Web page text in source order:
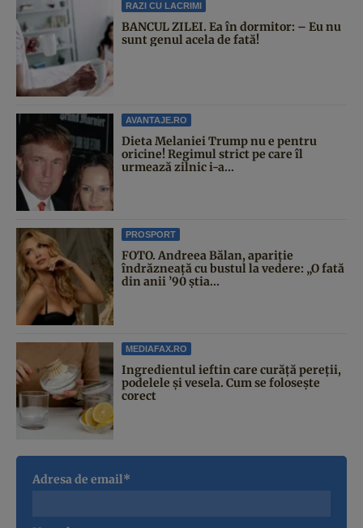
RAZI CU LACRIMI
BANCUL ZILEI. Ea în dormitor: – Eu nu
sunt genul acela de fată!
AVANTAJE.RO
Dieta Melaniei Trump nu e pentru
oricine! Regimul strict pe care îl
urmează zilnic i-a...
PROSPORT
FOTO. Andreea Bălan, apariție
îndrăzneață cu bustul la vedere: „O fată
din anii ’90 știa...
MEDIAFAX.RO
Ingredientul ieftin care curăță pereții,
podelele și vesela. Cum se folosește
corect
Adresa de email*